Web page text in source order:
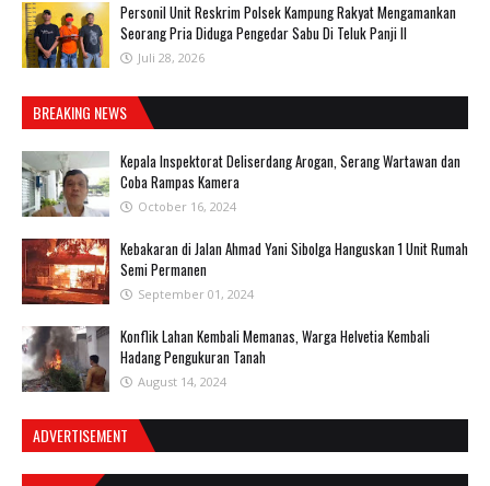
Personil Unit Reskrim Polsek Kampung Rakyat Mengamankan
Seorang Pria Diduga Pengedar Sabu Di Teluk Panji II
Juli 28, 2026
BREAKING NEWS
Kepala Inspektorat Deliserdang Arogan, Serang Wartawan dan
Coba Rampas Kamera
October 16, 2024
Kebakaran di Jalan Ahmad Yani Sibolga Hanguskan 1 Unit Rumah
Semi Permanen
September 01, 2024
Konflik Lahan Kembali Memanas, Warga Helvetia Kembali
Hadang Pengukuran Tanah
August 14, 2024
ADVERTISEMENT